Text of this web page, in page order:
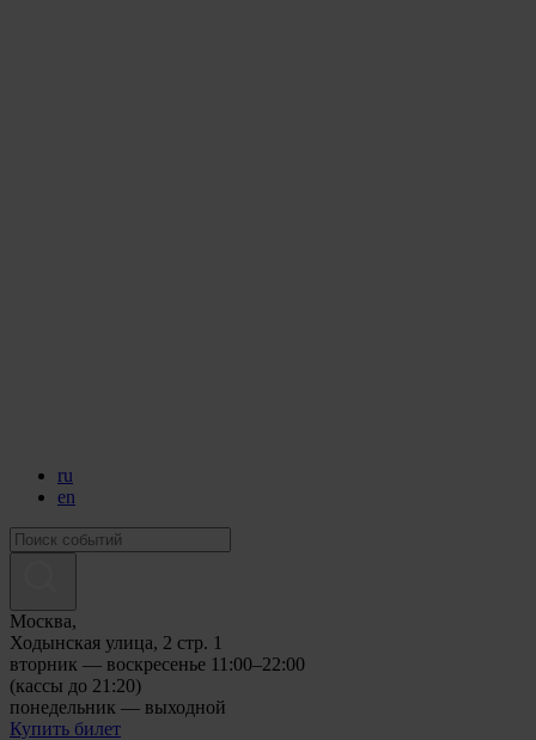
ru
en
Москва,
Ходынская улица, 2 стр. 1
вторник — воскресенье 11:00–22:00
(кассы до 21:20)
понедельник — выходной
Купить билет